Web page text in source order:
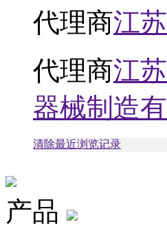
代理商江
代理商江
器械制造
清除最近浏览记录
产品